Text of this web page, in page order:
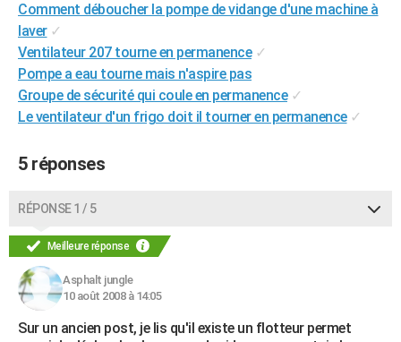
COPAINS D'AVANT
S'inscrire
Se connecter
Lycées
Collèges
Primaires
Universités
Entreprises
Service militaire
Avis de recherche
AVIS DE DÉCÈS
FORUM
Comment déboucher la pompe de vidange d'une machine à
laver ✓
Ventilateur 207 tourne en permanence ✓
Pompe a eau tourne mais n'aspire pas
Groupe de sécurité qui coule en permanence ✓
Le ventilateur d'un frigo doit il tourner en permanence ✓
5 réponses
RÉPONSE 1 / 5
Meilleure réponse
Asphalt jungle
10 août 2008 à 14:05
Sur un ancien post, je lis qu'il existe un flotteur permet